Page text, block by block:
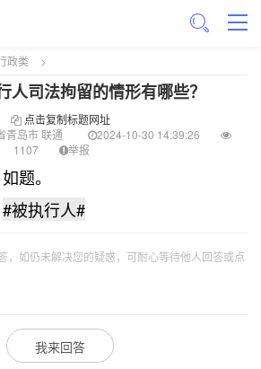
政类 >
人司法拘留的情形有哪些？
点击复制标题网址
青岛市 联通
2024-10-30 14:39:26
1107
举报
题。
#被执行人#
，如仍未解决您的疑惑，可耐心等待他人回答或点
我来回答